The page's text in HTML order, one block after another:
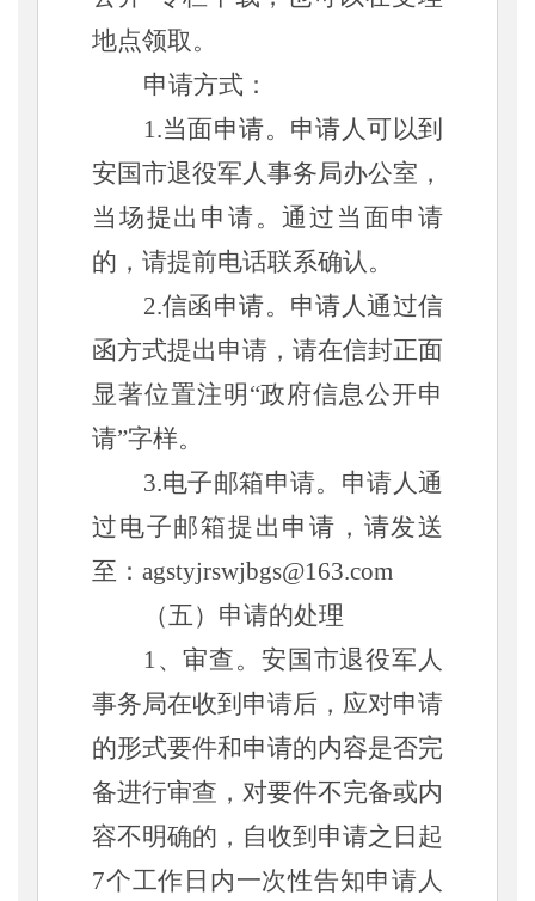
地点领取。
申请方式：
1.当面申请。申请人可以到
安国市退役军人事务局办公室，
当场提出申请。通过当面申请
的，请提前电话联系确认。
2.信函申请。申请人通过信
函方式提出申请，请在信封正面
显著位置注明“政府信息公开申
请”字样。
3.电子邮箱申请。申请人通
过电子邮箱提出申请，请发送
至：agstyjrswjbgs@163.com
（五）申请的处理
1、审查。安国市退役军人
事务局在收到申请后，应对申请
的形式要件和申请的内容是否完
备进行审查，对要件不完备或内
容不明确的，自收到申请之日起
7个工作日内一次性告知申请人